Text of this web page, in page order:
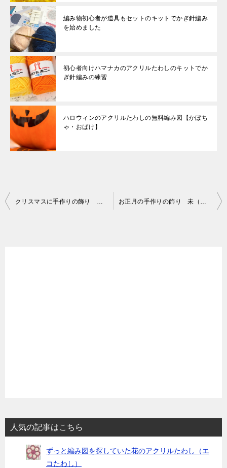
編み物初心者が道具もセットのキットでかぎ針編み
を始めました
初心者向けハマナカのアクリルたわしのキットでか
ぎ針編みの練習
ハロウィンのアクリルたわしの無料編み図【かぼち
ゃ・おばけ】
投
クリスマスに手作りの飾り 編み物でクリスマスツリーとリース お正月の手作りの飾り 未（羊/ひつじ）のあみぐるみの編み図付きキット
人気の記事はこちら
ずっと編み図を探していた花のアクリルたわし（エ
コたわし）